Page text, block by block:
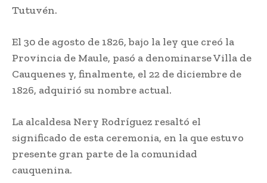
Tutuvén.
El 30 de agosto de 1826, bajo la ley que creó la
Provincia de Maule, pasó a denominarse Villa de
Cauquenes y, finalmente, el 22 de diciembre de
1826, adquirió su nombre actual.
La alcaldesa Nery Rodríguez resaltó el
significado de esta ceremonia, en la que estuvo
presente gran parte de la comunidad
cauquenina.